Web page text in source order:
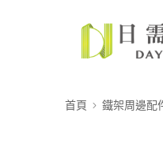
首頁 鐵架周邊配